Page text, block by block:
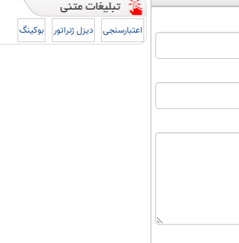
اعتبارسنجی دیزل ژنراتور بوکینگ